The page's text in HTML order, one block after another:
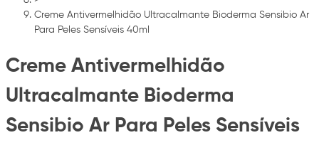
Creme Antivermelhidão Ultracalmante Bioderma Sensibio Ar
Para Peles Sensíveis 40ml
Creme Antivermelhidão
Ultracalmante Bioderma
Sensibio Ar Para Peles Sensíveis